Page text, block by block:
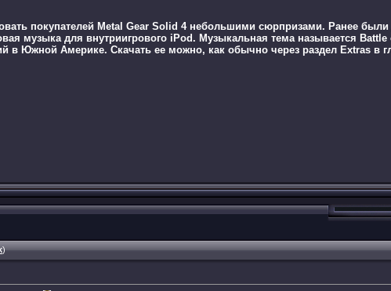
покупателей Metal Gear Solid 4 небольшими сюрпризами. Ранее
музыка для внутриигрового iPod. Музыкальная тема называется
в Южной Америке. Скачать ее можно, как обычно через раздел Extras в
)